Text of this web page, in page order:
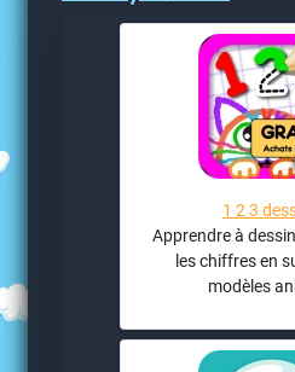
1 2 3
Apprendre à
les chiffres en
modèles